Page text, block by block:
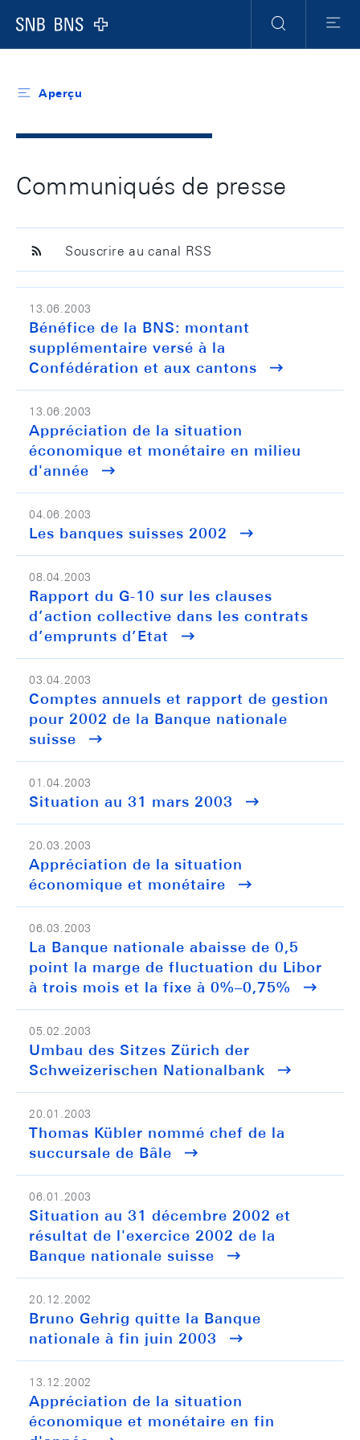
Logo
Navigation
RechercheMenu
Aperçu
Communiqués de presse
Souscrire au canal RSS
13.06.2003
Bénéfice de la BNS: montant
supplémentaire versé à la
Confédération et aux cantons
13.06.2003
Appréciation de la situation
économique et monétaire en milieu
d'année
04.06.2003
Les banques suisses 2002
08.04.2003
Rapport du G-10 sur les clauses
d’action collective dans les contrats
d’emprunts d’Etat
03.04.2003
Comptes annuels et rapport de gestion
pour 2002 de la Banque nationale
suisse
01.04.2003
Situation au 31 mars 2003
20.03.2003
Appréciation de la situation
économique et monétaire
06.03.2003
La Banque nationale abaisse de 0,5
point la marge de fluctuation du Libor
à trois mois et la fixe à 0%–0,75%
05.02.2003
Umbau des Sitzes Zürich der
Schweizerischen Nationalbank
20.01.2003
Thomas Kübler nommé chef de la
succursale de Bâle
06.01.2003
Situation au 31 décembre 2002 et
résultat de l'exercice 2002 de la
Banque nationale suisse
20.12.2002
Bruno Gehrig quitte la Banque
nationale à fin juin 2003
13.12.2002
Appréciation de la situation
économique et monétaire en fin